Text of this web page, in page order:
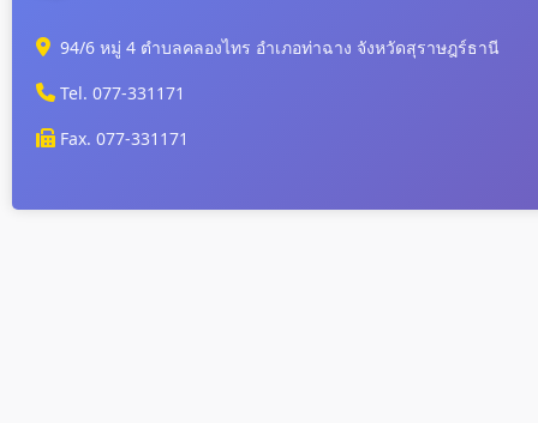
94/6 หมู่ 4 ตำบลคลองไทร อำเภอท่าฉาง จังหวัดสุราษฎร์ธานี
Tel. 077-331171
Fax. 077-331171